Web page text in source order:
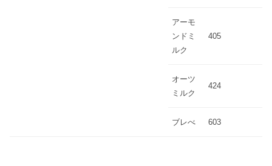
アーモ
ンドミ
ルク
405
オーツ
ミルク
424
ブレべ 603